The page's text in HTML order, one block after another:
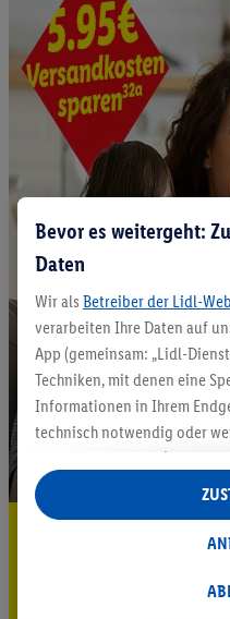
5.95 €
Bevor es weitergeht:
Daten
Wir als Betreiber der Lidl-
verarbeiten Ihre Daten auf
App (gemeinsam: „Lidl-
Techniken, mit denen eine
Informationen in Ihrem
technisch notwendig oder
auch durch Partner (u.a.
Verantwortliche; im
insgesamt
Statistik-Erstellung oder für
Datenverarbeitungen für